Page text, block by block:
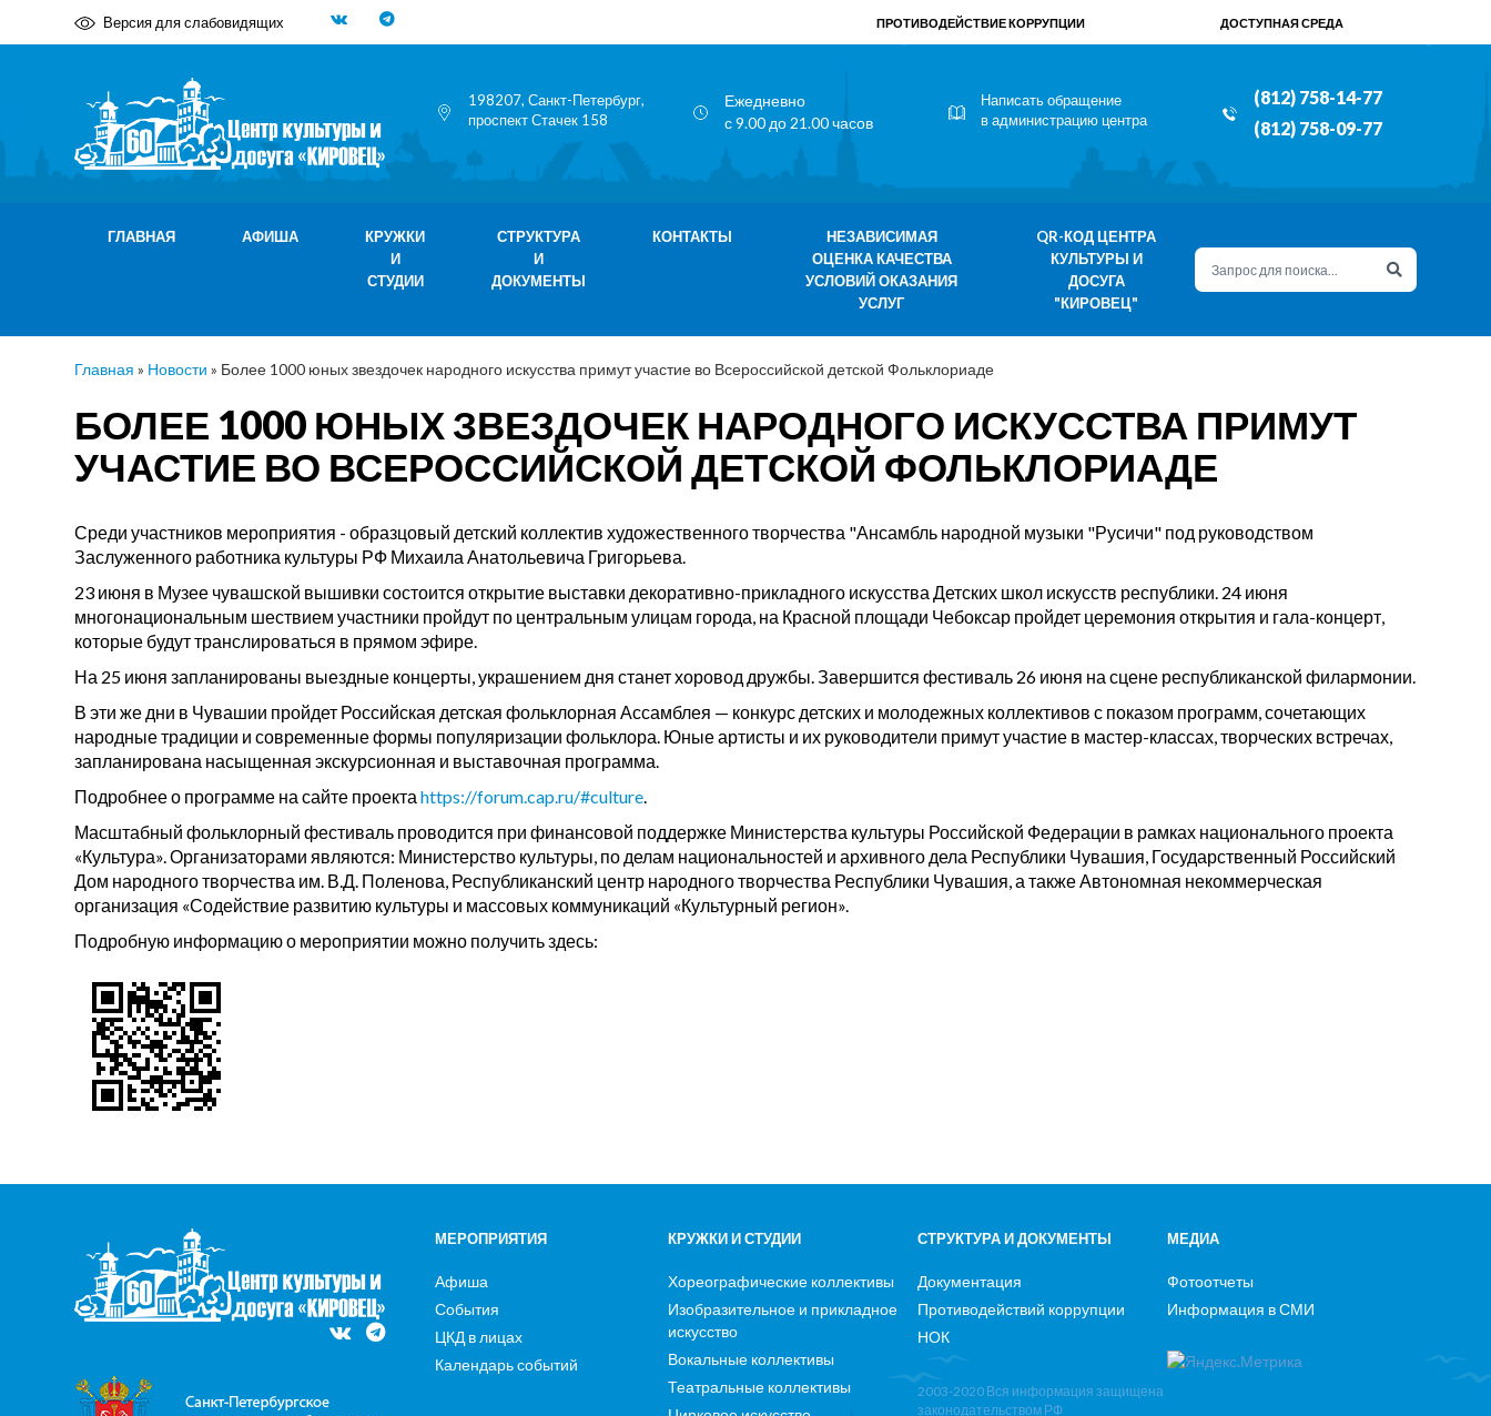
Версия для слабовидящих ПРОТИВОДЕЙСТВИЕ КОРРУПЦИИ ДОСТУПНАЯ СРЕДА
198207, Санкт-Петербург,
проспект Стачек 158
Ежедневно
с 9.00 до 21.00 часов
Написать обращение
в администрацию центра
(812) 758-14-77
(812) 758-09-77
ГЛАВНАЯ АФИША
КРУЖКИ
И
СТУДИИ
СТРУКТУРА
И
ДОКУМЕНТЫ
КОНТАКТЫ
НЕЗАВИСИМАЯ
ОЦЕНКА КАЧЕСТВА
УСЛОВИЙ ОКАЗАНИЯ
УСЛУГ
QR-КОД ЦЕНТРА
КУЛЬТУРЫ И
ДОСУГА
"КИРОВЕЦ"
Главная » Новости » Более 1000 юных звездочек народного искусства примут участие во Всероссийской детской Фольклориаде
БОЛЕЕ 1000 ЮНЫХ ЗВЕЗДОЧЕК НАРОДНОГО ИСКУССТВА ПРИМУТ
УЧАСТИЕ ВО ВСЕРОССИЙСКОЙ ДЕТСКОЙ ФОЛЬКЛОРИАДЕ
Среди участников мероприятия - образцовый детский коллектив художественного творчества "Ансамбль народной музыки "Русичи" под руководством
Заслуженного работника культуры РФ Михаила Анатольевича Григорьева.
23 июня в Музее чувашской вышивки состоится открытие выставки декоративно-прикладного искусства Детских школ искусств республики. 24 июня
многонациональным шествием участники пройдут по центральным улицам города, на Красной площади Чебоксар пройдет церемония открытия и гала-концерт,
которые будут транслироваться в прямом эфире.
На 25 июня запланированы выездные концерты, украшением дня станет хоровод дружбы. Завершится фестиваль 26 июня на сцене республиканской филармонии.
В эти же дни в Чувашии пройдет Российская детская фольклорная Ассамблея — конкурс детских и молодежных коллективов с показом программ, сочетающих
народные традиции и современные формы популяризации фольклора. Юные артисты и их руководители примут участие в мастер-классах, творческих встречах,
запланирована насыщенная экскурсионная и выставочная программа.
Подробнее о программе на сайте проекта https://forum.cap.ru/#culture.
Масштабный фольклорный фестиваль проводится при финансовой поддержке Министерства культуры Российской Федерации в рамках национального проекта
«Культура». Организаторами являются: Министерство культуры, по делам национальностей и архивного дела Республики Чувашия, Государственный Российский
Дом народного творчества им. В.Д. Поленова, Республиканский центр народного творчества Республики Чувашия, а также Автономная некоммерческая
организация «Содействие развитию культуры и массовых коммуникаций «Культурный регион».
Подробную информацию о мероприятии можно получить здесь:
МЕРОПРИЯТИЯ
Афиша
События
ЦКД в лицах
Календарь событий
КРУЖКИ И СТУДИИ
Хореографические коллективы
Изобразительное и прикладное
искусство
Вокальные коллективы
Театральные коллективы
СТРУКТУРА И ДОКУМЕНТЫ
Документация
Противодействий коррупции
НОК
2003-2020 Вся информация защищена
законодательством РФ
МЕДИА
Фотоотчеты
Информация в СМИ